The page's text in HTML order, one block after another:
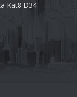
Kat8 D34